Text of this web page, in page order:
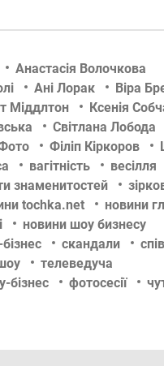
Анастасія Волочкова
Ані Лорак
Віра
Міддлтон
Ксенія
Світлана Лобода
Філіп Кіркоров
вагітність
весілля
знаменитостей
tochka.net
новини
новини шоу бизнесу
скандали
телеведуча
бізнес
фотосесії